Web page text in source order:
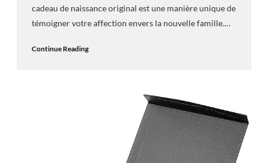
cadeau de naissance original est une manière unique de
témoigner votre affection envers la nouvelle famille.…
Continue Reading